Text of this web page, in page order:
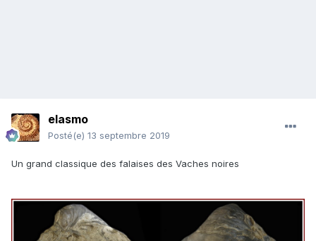
elasmo
Posté(e) 13 septembre 2019
Un grand classique des falaises des Vaches noires